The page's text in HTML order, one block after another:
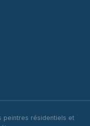
peintres résidentiels et